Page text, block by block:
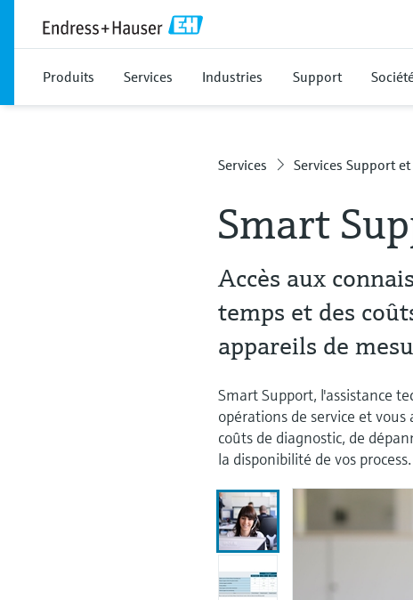
Produits Services Industries Support
Services Services Support
Smart
Accès aux
temps et des
appareils de
Smart Support, l'assistance
opérations de service et
coûts de diagnostic, de
la disponibilité de vos process.